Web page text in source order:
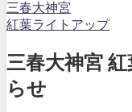
三春大神宮
紅葉ライトアップ
三春大神宮
らせ